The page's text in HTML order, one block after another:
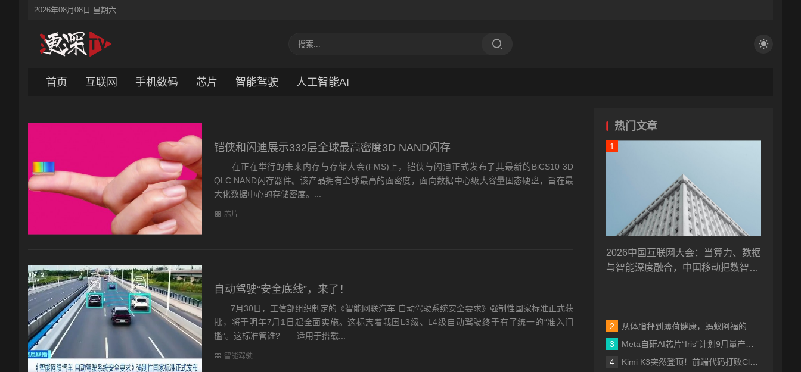
2026年08月08日 星期六
首页 互联网 手机数码 芯片 智能驾驶 人工智能AI
铠侠和闪迪展示332层全球最高密度3D NAND闪存
在正在举行的未来内存与存储大会(FMS)上，铠侠与闪迪正式发布了其最新的BiCS10 3D
QLC NAND闪存器件。该产品拥有全球最高的面密度，面向数据中心级大容量固态硬盘，旨在最
大化数据中心的存储密度。...
芯片
自动驾驶“安全底线”，来了！
7月30日，工信部组织制定的《智能网联汽车 自动驾驶系统安全要求》强制性国家标准正式获
批，将于明年7月1日起全面实施。这标志着我国L3级、L4级自动驾驶终于有了统一的“准入门
槛”。这标准管谁? 适用于搭载...
智能驾驶
热门文章
2026中国互联网大会：当算力、数据
与智能深度融合，中国移动把数智未
从体脂秤到薄荷健康，蚂蚁阿福的稳扎稳打
Meta自研AI芯片“Iris”计划9月量产，2027年算力拟翻倍至14吉瓦
Kimi K3突然登顶！前端代码打败Claude Fable 5，价格也涨到了美国档